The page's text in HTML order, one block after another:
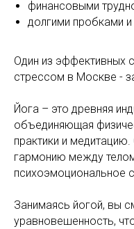
финансовыми
долгими пробками
Один из эффективных
стрессом в Москве -
Йога – это древняя
объединяющая
практики и
гармонию между
психоэмоциональное
Занимаясь йогой, вы
уравновешенность,